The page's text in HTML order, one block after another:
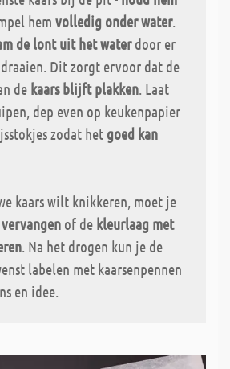
hem volledig onder water.
de lont uit het waterdoor er
Dit zorgt ervoor dat de
de kaars blijft plakken . Laat
dep even op keukenpapier
zodat het goed kan
kaars wilt knikkeren, moet je
of de kleurlaag met
. Na het drogen kun je de
labelen met kaarsenpennen
en idee.